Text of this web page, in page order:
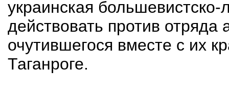
украинская
действовать против
очутившегося вместе с их
Таганроге.